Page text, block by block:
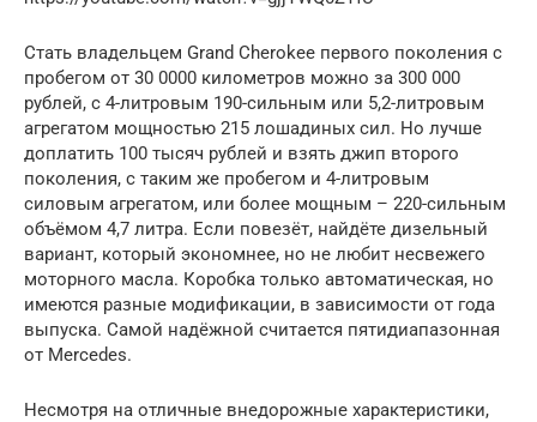
Стать владельцем Grand Cherokee первого поколения с
пробегом от 30 0000 километров можно за 300 000
рублей, с 4-литровым 190-сильным или 5,2-литровым
агрегатом мощностью 215 лошадиных сил. Но лучше
доплатить 100 тысяч рублей и взять джип второго
поколения, с таким же пробегом и 4-литровым
силовым агрегатом, или более мощным – 220-сильным
объёмом 4,7 литра. Если повезёт, найдёте дизельный
вариант, который экономнее, но не любит несвежего
моторного масла. Коробка только автоматическая, но
имеются разные модификации, в зависимости от года
выпуска. Самой надёжной считается пятидиапазонная
от Mercedes.
Несмотря на отличные внедорожные характеристики,